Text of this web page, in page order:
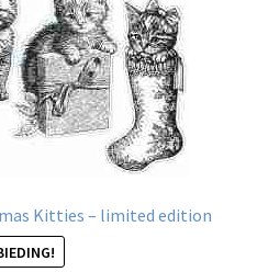
Kitties – limited edition